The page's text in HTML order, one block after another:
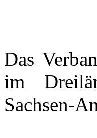
Das
im
Sachsen-